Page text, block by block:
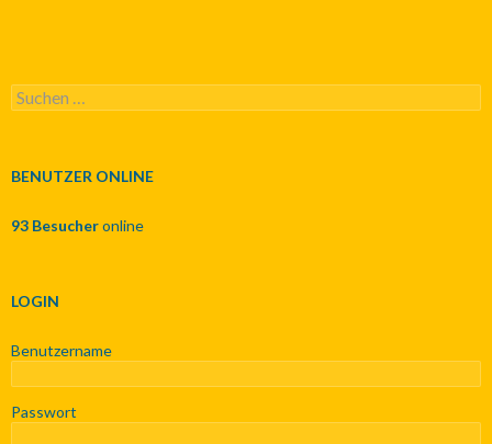
S
u
e
a
BENUTZER ONLINE
93 Besucheronline
LOGIN
Benutzername
Passwort